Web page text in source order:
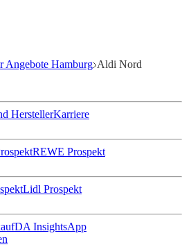
Angebote Hamburg Aldi Nord
HerstellerKarriere
REWE Prospekt
Lidl Prospekt
InsightsApp